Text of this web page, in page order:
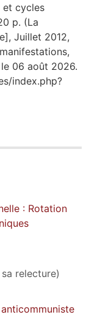
et cycles
p. (La
Juillet 2012,
06 août 2026.
index.php?
: Rotation
relecture)